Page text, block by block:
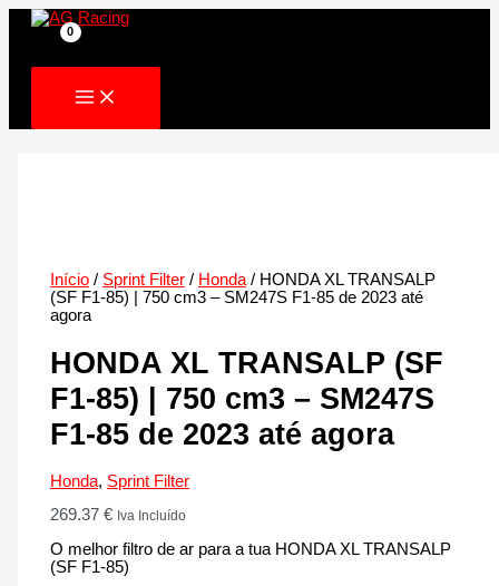
Skip
Início / Sprint Filter / Honda/ HONDA XL TRANSALP
(SF F1-85) | 750 cm3 – SM247S F1-85 de 2023 até
agora
HONDA XL TRANSALP (SF
F1-85) | 750 cm3 – SM247S
F1-85 de 2023 até agora
Honda, Sprint Filter
269.37€ Iva Incluído
O melhor filtro de ar para a tua HONDA XL TRANSALP
(SF F1-85)